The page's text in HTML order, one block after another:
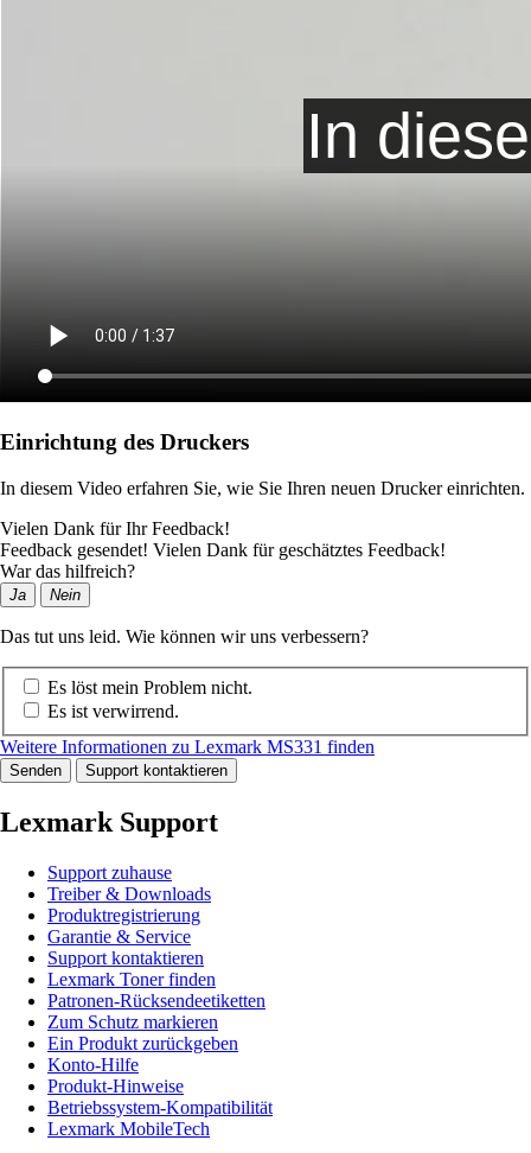
Einrichtung des Druckers
In diesem Video erfahren Sie, wie Sie Ihren neuen Drucker einrichten.
Vielen Dank für Ihr Feedback!
Feedback gesendet! Vielen Dank für geschätztes Feedback!
War das hilfreich?
Ja Nein
Das tut uns leid. Wie können wir uns verbessern?
Es löst mein Problem nicht.
Es ist verwirrend.
Weitere Informationen zu Lexmark MS331 finden
Senden Support kontaktieren
Lexmark Support
Support zuhause
Treiber & Downloads
Produktregistrierung
Garantie & Service
Support kontaktieren
Lexmark Toner finden
Patronen-Rücksendeetiketten
Zum Schutz markieren
Ein Produkt zurückgeben
Konto-Hilfe
Produkt-Hinweise
Betriebssystem-Kompatibilität
Lexmark MobileTech